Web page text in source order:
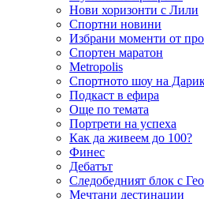
Нови хоризонти с Лили
Спортни новини
Избрани моменти от
Спортен маратон
Metropolis
Спортното шоу на
Подкаст в ефира
Още по темата
Портрети на успеха
Как да живеем до 100?
Финес
Дебатът
Следобедният блок с
Мечтани дестинации